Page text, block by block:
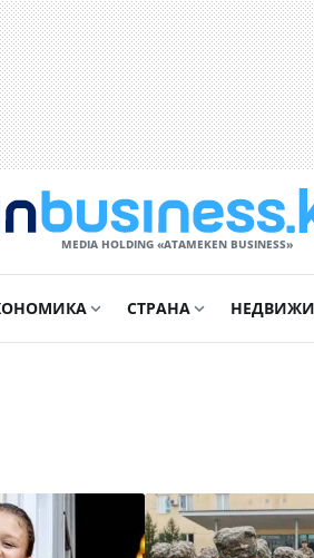
MEDIA HOLDING «ATAMEKЕN BUSINESS»
СТРАНА